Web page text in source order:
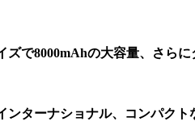
ズで8000mAhの大容量、さら
ンターナショナル、コンパク